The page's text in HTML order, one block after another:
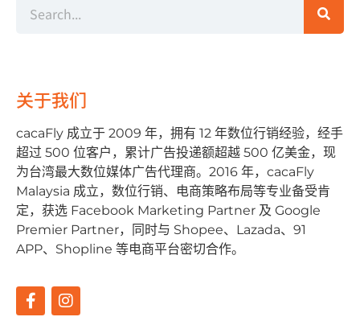
关于我们
cacaFly 成⽴于 2009 年，拥有 12 年数位⾏销经验，经⼿
超过 500 位客户，累计⼴告投递额超越 500 亿美⾦，现
为台湾最⼤数位媒体⼴告代理商。2016 年，cacaFly
Malaysia 成⽴，数位⾏销、电商策略布局等专业备受肯
定，获选 Facebook Marketing Partner 及 Google
Premier Partner，同时与 Shopee、Lazada、91
APP、Shopline 等电商平台密切合作。